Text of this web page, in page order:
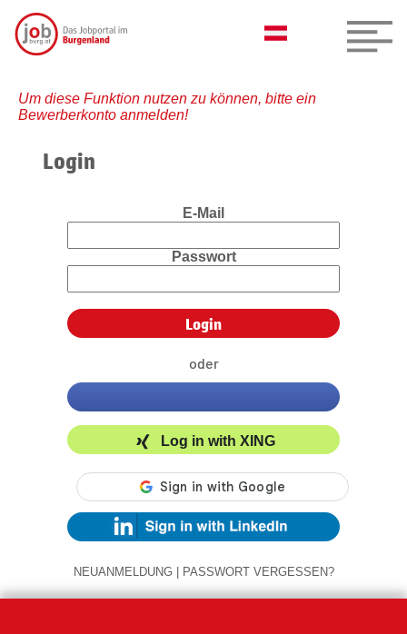
Um diese Funktion nutzen zu können, bitte ein
Bewerberkonto anmelden!
Login
E-Mail
Passwort
oder
Log in with XING
NEUANMELDUNG | PASSWORT VERGESSEN?